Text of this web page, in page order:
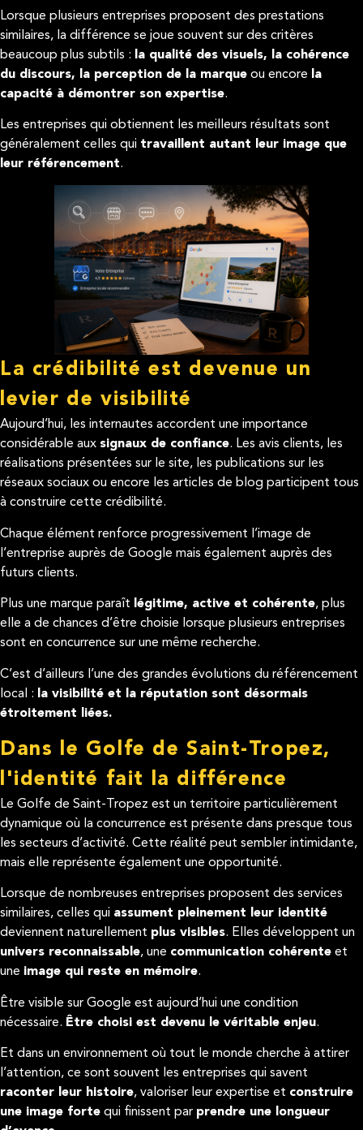
Lorsque plusieurs entreprises proposent des prestations
similaires, la différence se joue souvent sur des critères
beaucoup plus subtils :
la qualité des visuels, la cohérence
du discours, la perception de la marque ou encore
la
capacité à démontrer son expertise.
Les entreprises qui obtiennent les meilleurs résultats sont
généralement celles qui travaillent autant leur image que
leur référencement.
La crédibilité est devenue un
levier de visibilité
Aujourd’hui, les internautes accordent une importance
considérable aux signaux de confiance. Les avis clients, les
réalisations présentées sur le site, les publications sur les
réseaux sociaux ou encore les articles de blog participent tous
à construire cette crédibilité.
Chaque élément renforce progressivement l’image de
l’entreprise auprès de Google mais également auprès des
futurs clients.
Plus une marque paraît légitime, active et cohérente, plus
elle a de chances d’être choisie lorsque plusieurs entreprises
sont en concurrence sur une même recherche.
C’est d’ailleurs l’une des grandes évolutions du référencement
local :
la visibilité et la réputation sont désormais
étroitement liées.
Dans le Golfe de Saint-Tropez,
l'identité fait la différence
Le Golfe de Saint-Tropez est un territoire particulièrement
dynamique où la concurrence est présente dans presque tous
les secteurs d’activité. Cette réalité peut sembler intimidante,
mais elle représente également une opportunité.
Lorsque de nombreuses entreprises proposent des services
similaires, celles qui assument pleinement leur identité
deviennent naturellement plus visibles. Elles développent un
univers reconnaissable, une communication cohérente et
une image qui reste en mémoire.
Être visible sur Google est aujourd’hui une condition
nécessaire. Être choisi est devenu le véritable enjeu.
Et dans un environnement où tout le monde cherche à attirer
l’attention, ce sont souvent les entreprises qui savent
raconter leur histoire, valoriser leur expertise et construire
une image forte qui finissent par prendre une longueur